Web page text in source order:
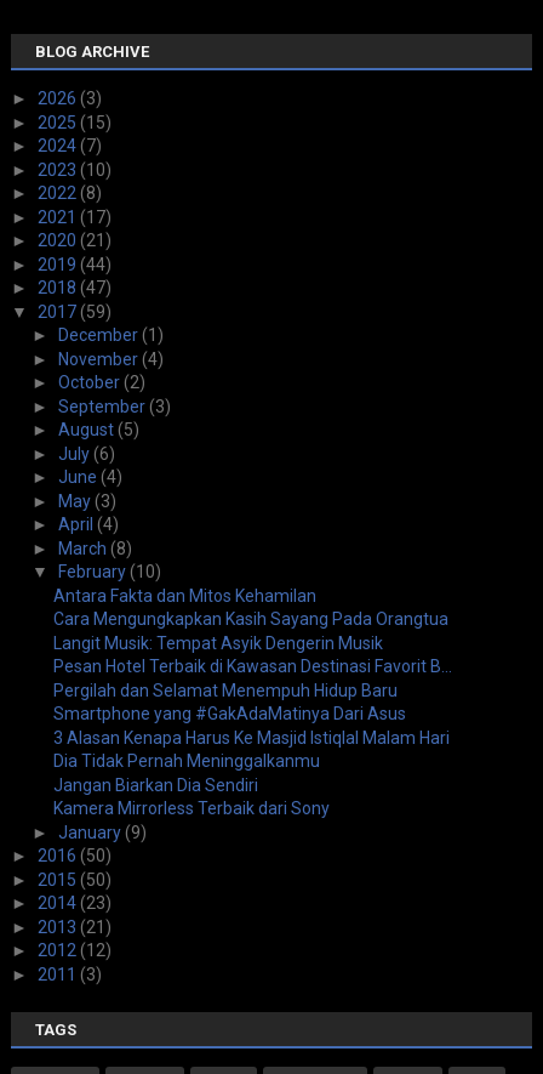
BLOG ARCHIVE
► 2026 (3)
► 2025 (15)
► 2024(7)
► 2023 (10)
► 2022 (8)
► 2021 (17)
► 2020 (21)
► 2019 (44)
► 2018 (47)
▼ 2017(59)
►
December(1)
► November(4)
► October(2)
► September(3)
► August(5)
► July(6)
► June (4)
► May(3)
► April (4)
► March (8)
▼
February(10)
Antara Fakta dan Mitos Kehamilan
Cara Mengungkapkan Kasih Sayang Pada Orangtua
Langit Musik: Tempat Asyik Dengerin Musik
Pesan Hotel Terbaik di Kawasan Destinasi Favorit B...
Pergilah dan Selamat Menempuh Hidup Baru
Smartphone yang #GakAdaMatinya Dari Asus
3 Alasan Kenapa Harus Ke Masjid Istiqlal Malam Hari
Dia Tidak Pernah Meninggalkanmu
Jangan Biarkan Dia Sendiri
Kamera Mirrorless Terbaik dari Sony
► January(9)
► 2016 (50)
► 2015 (50)
► 2014(23)
► 2013 (21)
► 2012 (12)
► 2011 (3)
TAGS